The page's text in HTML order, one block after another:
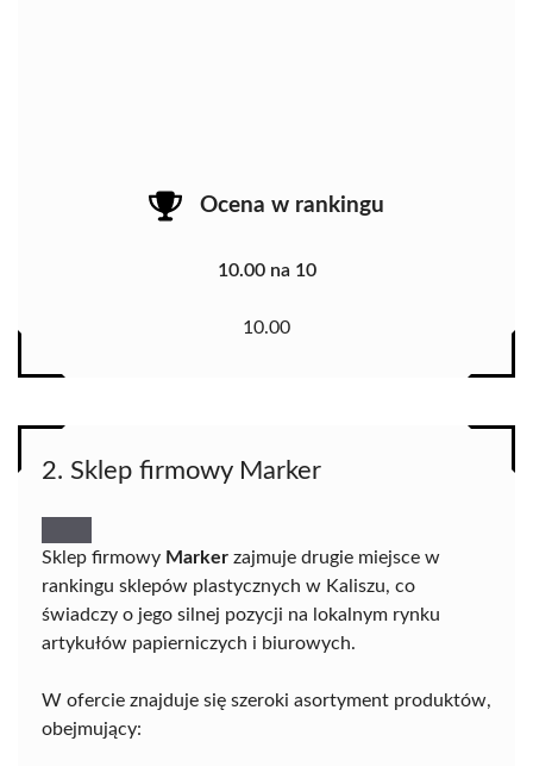
Ocena w rankingu
10.00 na 10
10.00
2. Sklep firmowy Marker
Sklep firmowy Marker zajmuje drugie miejsce w
rankingu sklepów plastycznych w Kaliszu, co
świadczy o jego silnej pozycji na lokalnym rynku
artykułów papierniczych i biurowych.
W ofercie znajduje się szeroki asortyment produktów,
obejmujący: